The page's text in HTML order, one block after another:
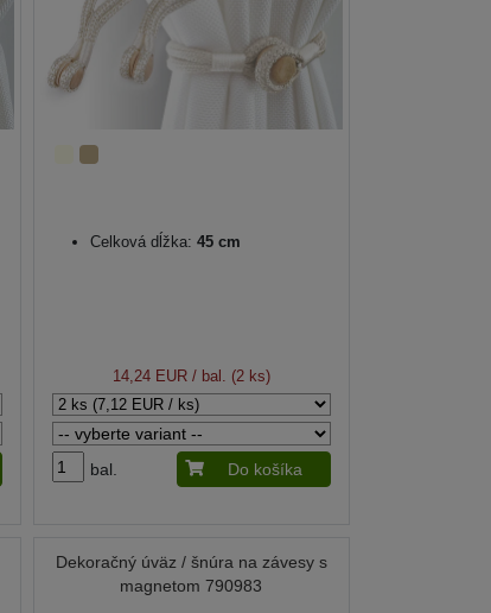
Celková dĺžka: 45 cm
14,24 EUR/ bal. (2 ks)
bal. Do košíka
Dekoračný úväz / šnúra na závesy s
magnetom 790983